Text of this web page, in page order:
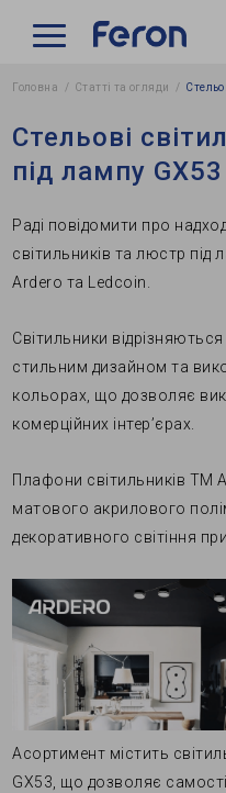
Головна Статті та огляди
Стельові
під лампу GХ53
Раді повідомити про
світильників та люстр
Ardero та Ledcoin.
Світильники
стильним дизайном та
кольорах, що дозволяє
комерційних інтер’єрах.
Плафони світильників ТМ
матового акрилового
декоративного світіння
Асортимент містить
GХ53, що дозволяє